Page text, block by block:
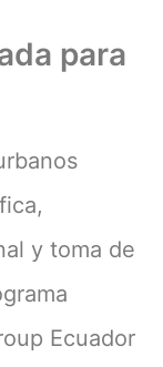
para
y toma de
Ecuador